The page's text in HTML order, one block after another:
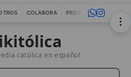
COLABORA PRENSA WEBMASTERS
católica en español